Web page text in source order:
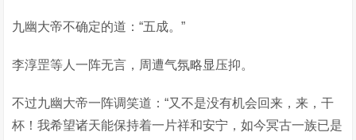
九幽大帝不确定的道：“五成。”
李淳罡等人一阵无言，周遭气氛略显压抑。
不过九幽大帝一阵调笑道：“又不是没有机会回来，来，干
杯！我希望诸天能保持着一片祥和安宁，如今冥古一族已是